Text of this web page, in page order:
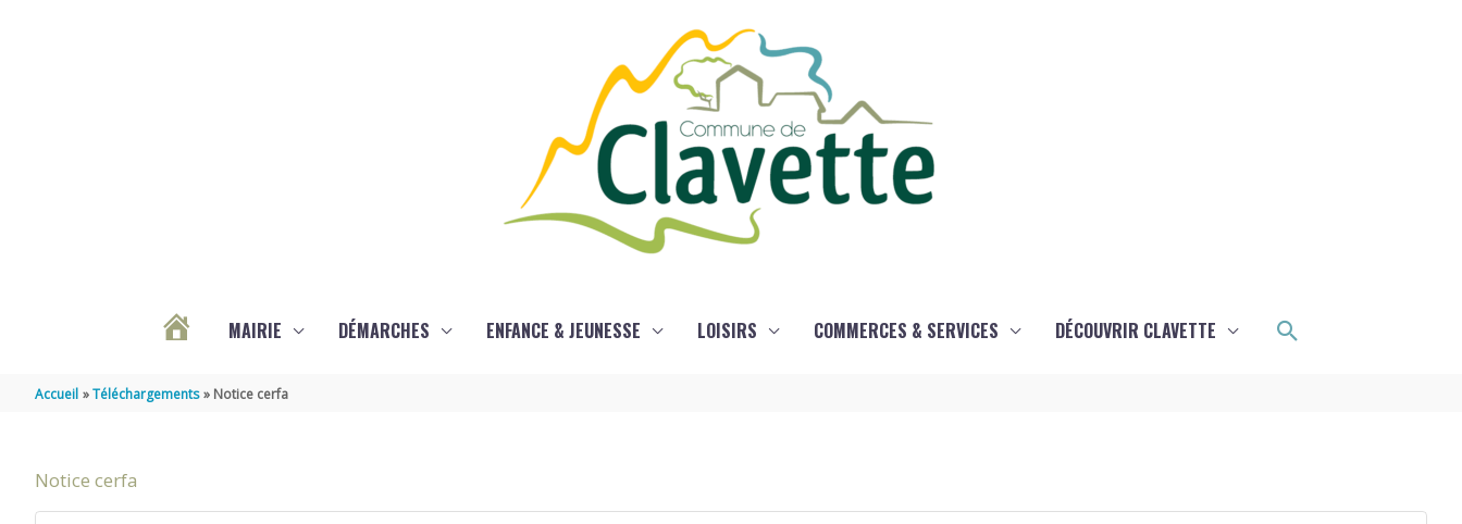
MAIRIE DÉMARCHES ENFANCE & JEUNESSE LOISIRS COMMERCES & SERVICES DÉCOUVRIR CLAVETTE Rechercher
Accueil Téléchargements Notice cerfa
Notice cerfa